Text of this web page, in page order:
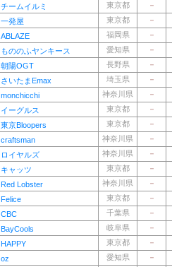
チームイルミ 東京都
－
一発屋 東京都
－
ABLAZE 福岡県
－
もののふヤンキース 愛知県
－
朝陽OGT 長野県
－
さいたまEmax 埼玉県
－
monchicchi 神奈川県
－
イーグルス 東京都
－
東京Bloopers 東京都
－
craftsman 神奈川県
－
ロイヤルズ 神奈川県
－
キャッツ 東京都
－
Red Lobster 神奈川県
－
Felice 東京都
－
CBC 千葉県
－
BayCools 岐阜県
－
HAPPY 東京都
－
oz 愛知県
－